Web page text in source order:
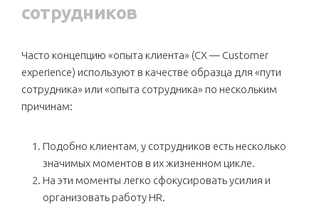
сотрудников
Часто концепцию «опыта клиента» (CX — Customer
experience) используют в качестве образца для «пути
сотрудника» или «опыта сотрудника» по нескольким
причинам:
Подобно клиентам, у сотрудников есть несколько
значимых моментов в их жизненном цикле.
На эти моменты легко сфокусировать усилия и
организовать работу HR.